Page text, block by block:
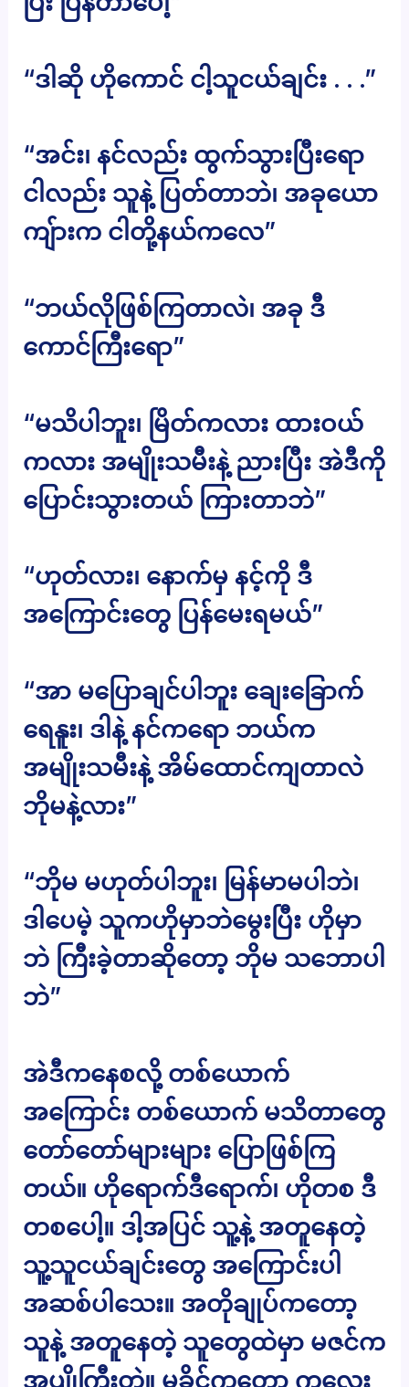
“ဒါဆို ဟိုကောင် ငါ့သူငယ်ချင်း . . .”
“အင်း၊ နင်လည်း ထွက်သွားပြီးရော
ငါလည်း သူနဲ့ ပြတ်တာဘဲ၊ အခုယော
ကျ်ားက ငါတို့နယ်ကလေ”
“ဘယ်လိုဖြစ်ကြတာလဲ၊ အခု ဒီ
ကောင်ကြီးရော”
“မသိပါဘူး၊ မြိတ်ကလား ထားဝယ်
ကလား အမျိုးသမီးနဲ့ ညားပြီး အဲဒီကို
ပြောင်းသွားတယ် ကြားတာဘဲ”
“ဟုတ်လား၊ နောက်မှ နင့်ကို ဒီ
အကြောင်းတွေ ပြန်မေးရမယ်”
“အာ မပြောချင်ပါဘူး ချေးခြောက်
ရေနူး၊ ဒါနဲ့ နင်ကရော ဘယ်က
အမျိုးသမီးနဲ့ အိမ်ထောင်ကျတာလဲ
ဘိုမနဲ့လား”
“ဘိုမ မဟုတ်ပါဘူး၊ မြန်မာမပါဘဲ၊
ဒါပေမဲ့ သူကဟိုမှာဘဲမွေးပြီး ဟိုမှာ
ဘဲ ကြီးခဲ့တာဆိုတော့ ဘိုမ သဘောပါ
ဘဲ”
အဲဒီကနေစလို့ တစ်ယောက်
အကြောင်း တစ်ယောက် မသိတာတွေ
တော်တော်များများ ပြောဖြစ်ကြ
တယ်။ ဟိုရောက်ဒီရောက်၊ ဟိုတစ ဒီ
တစပေါ့။ ဒါ့အပြင် သူ့နဲ့ အတူနေတဲ့
သူ့သူငယ်ချင်းတွေ အကြောင်းပါ
အဆစ်ပါသေး။ အတိုချုပ်ကတော့
သူနဲ့ အတူနေတဲ့ သူတွေထဲမှာ မဇင်က
အပျိုကြီးတဲ့။ မခိုင်ကတော့ ကလေး